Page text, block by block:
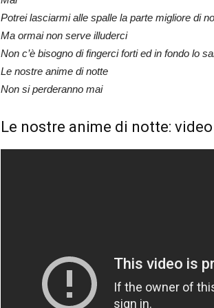
Potrei lasciarmi alle spalle la parte migliore di
Ma ormai non serve illuderci
Non c’è bisogno di fingerci forti ed in fondo lo
Le nostre anime di notte
Non si perderanno mai
Le nostre anime di notte: video